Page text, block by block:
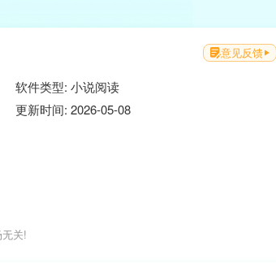
意见反馈
软件类型: 小说阅读
更新时间: 2026-05-08
关!